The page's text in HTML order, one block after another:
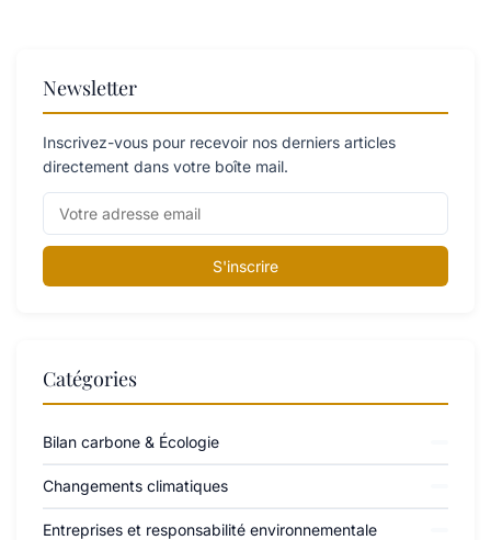
Newsletter
Inscrivez-vous pour recevoir nos derniers articles
directement dans votre boîte mail.
S'inscrire
Catégories
Bilan carbone & Écologie
Changements climatiques
Entreprises et responsabilité environnementale